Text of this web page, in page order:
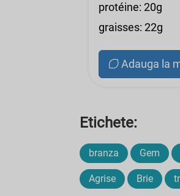
protéine: 20g
graisses: 22g
Adauga la
Etichete:
branza Gem
Agrise Brie